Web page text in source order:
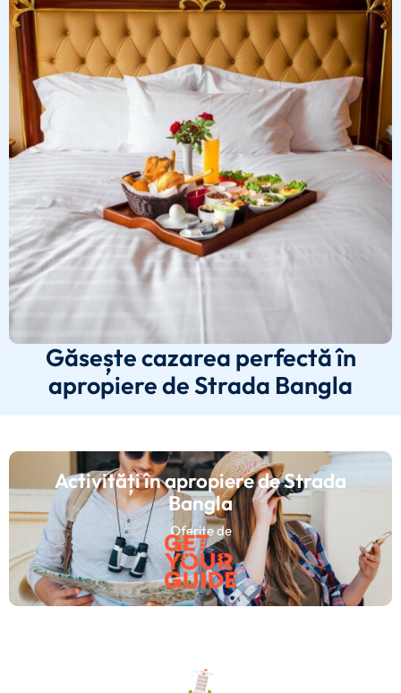
Găsește cazarea perfectă în
apropiere de Strada Bangla
Activități în apropiere de Strada
Bangla
Oferite de